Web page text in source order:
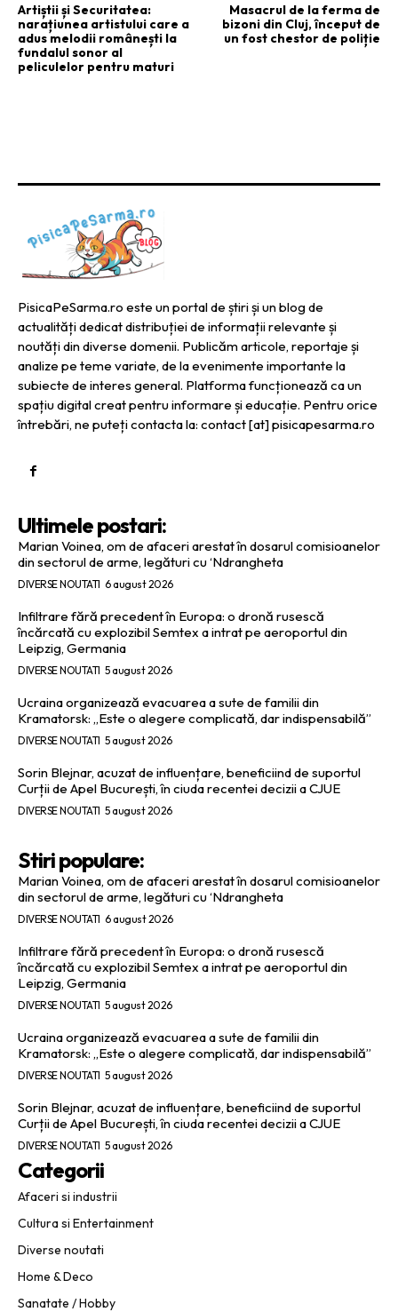
Artiștii și Securitatea:
narațiunea artistului care a
adus melodii românești la
fundalul sonor al
peliculelor pentru maturi
Masacrul de la ferma de
bizoni din Cluj, început de
un fost chestor de poliție
PisicaPeSarma.ro este un portal de știri și un blog de
actualități dedicat distribuției de informații relevante și
noutăți din diverse domenii. Publicăm articole, reportaje și
analize pe teme variate, de la evenimente importante la
subiecte de interes general. Platforma funcționează ca un
spațiu digital creat pentru informare și educație. Pentru orice
întrebări, ne puteți contacta la: contact [at] pisicapesarma.ro
Ultimele postari:
Marian Voinea, om de afaceri arestat în dosarul comisioanelor
din sectorul de arme, legături cu ‘Ndrangheta
DIVERSE NOUTATI 6 august 2026
Infiltrare fără precedent în Europa: o dronă rusescă
încărcată cu explozibil Semtex a intrat pe aeroportul din
Leipzig, Germania
DIVERSE NOUTATI 5 august 2026
Ucraina organizează evacuarea a sute de familii din
Kramatorsk: „Este o alegere complicată, dar indispensabilă”
DIVERSE NOUTATI 5 august 2026
Sorin Blejnar, acuzat de influențare, beneficiind de suportul
Curții de Apel București, în ciuda recentei decizii a CJUE
DIVERSE NOUTATI 5 august 2026
Stiri populare:
Marian Voinea, om de afaceri arestat în dosarul comisioanelor
din sectorul de arme, legături cu ‘Ndrangheta
DIVERSE NOUTATI 6 august 2026
Infiltrare fără precedent în Europa: o dronă rusescă
încărcată cu explozibil Semtex a intrat pe aeroportul din
Leipzig, Germania
DIVERSE NOUTATI 5 august 2026
Ucraina organizează evacuarea a sute de familii din
Kramatorsk: „Este o alegere complicată, dar indispensabilă”
DIVERSE NOUTATI 5 august 2026
Sorin Blejnar, acuzat de influențare, beneficiind de suportul
Curții de Apel București, în ciuda recentei decizii a CJUE
DIVERSE NOUTATI 5 august 2026
Categorii
Afaceri si industrii
Cultura si Entertainment
Diverse noutati
Home & Deco
Sanatate / Hobby